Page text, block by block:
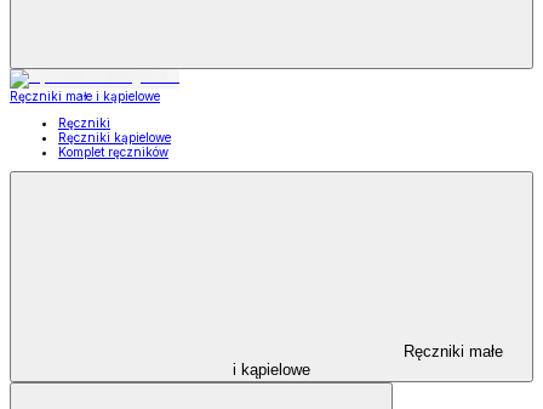
Ręczniki małe i kąpielowe
Ręczniki
Ręczniki kąpielowe
Komplet ręczników
Ręczniki małe
i kąpielowe